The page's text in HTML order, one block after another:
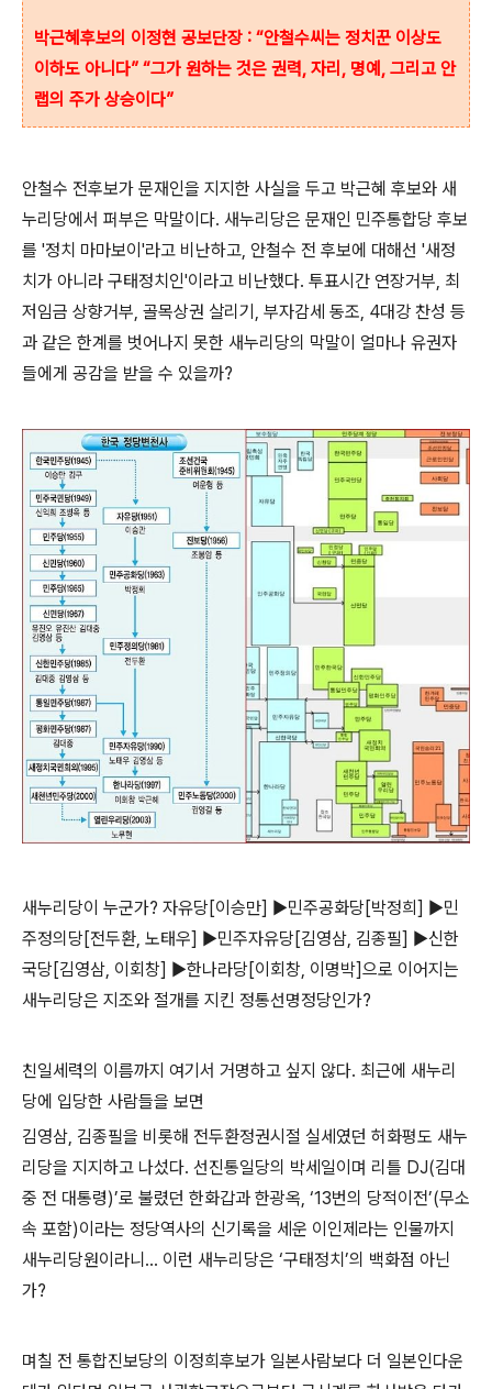
박근혜후보의 이정현 공보단장 : “안철수씨는 정치꾼 이상도
이하도 아니다” “그가 원하는 것은 권력, 자리, 명예, 그리고 안
랩의 주가 상승이다”
안철수 전후보가 문재인을 지지한 사실을 두고 박근혜 후보와 새
누리당에서 퍼부은 막말이다. 새누리당은 문재인 민주통합당 후보
를 '정치 마마보이'라고 비난하고, 안철수 전 후보에 대해선 '새정
치가 아니라 구태정치인'이라고 비난했다. 투표시간 연장거부, 최
저임금 상향거부, 골목상권 살리기, 부자감세 동조, 4대강 찬성 등
과 같은 한계를 벗어나지 못한 새누리당의 막말이 얼마나 유권자
들에게 공감을 받을 수 있을까?
새누리당이 누군가? 자유당[이승만] ▶민주공화당[박정희] ▶민
주정의당[전두환, 노태우] ▶민주자유당[김영삼, 김종필] ▶신한
국당[김영삼, 이회창] ▶한나라당[이회창, 이명박]으로 이어지는
새누리당은 지조와 절개를 지킨 정통선명정당인가?
친일세력의 이름까지 여기서 거명하고 싶지 않다. 최근에 새누리
당에 입당한 사람들을 보면
김영삼, 김종필을 비롯해 전두환정권시절 실세였던 허화평도 새누
리당을 지지하고 나섰다. 선진통일당의 박세일이며 리틀 DJ(김대
중 전 대통령)’로 불렸던 한화갑과 한광옥, ‘13번의 당적이전’(무소
속 포함)이라는 정당역사의 신기록을 세운 이인제라는 인물까지
새누리당원이라니... 이런 새누리당은 ‘구태정치’의 백화점 아닌
가?
며칠 전 통합진보당의 이정희후보가 일본사람보다 더 일본인다운